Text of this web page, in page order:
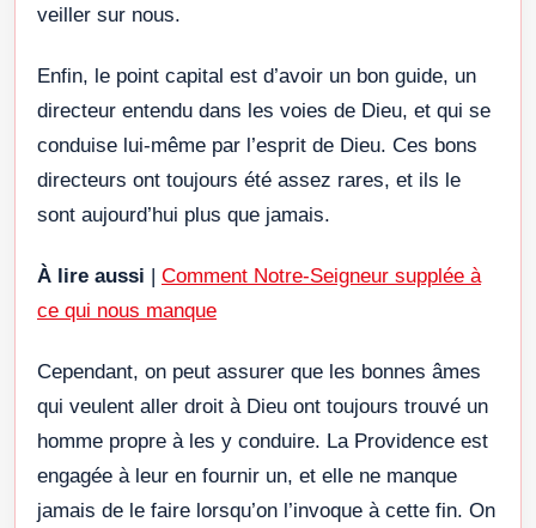
veiller sur nous.
Enfin, le point capital est d’avoir un bon guide, un
directeur entendu dans les voies de Dieu, et qui se
conduise lui-même par l’esprit de Dieu. Ces bons
directeurs ont toujours été assez rares, et ils le
sont aujourd’hui plus que jamais.
À lire aussi | Comment Notre-Seigneur supplée à
ce qui nous manque
Cependant, on peut assurer que les bonnes âmes
qui veulent aller droit à Dieu ont toujours trouvé un
homme propre à les y conduire. La Providence est
engagée à leur en fournir un, et elle ne manque
jamais de le faire lorsqu’on l’invoque à cette fin. On